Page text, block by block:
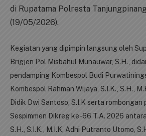
di Rupatama Polresta
(19/05/2026).
Kegiatan yang dipimpin langsung oleh
Brigjen Pol Misbahul Munauwar, S.H.,
pendamping Kombespol Budi
Kombespol Rahman Wijaya, S.I.K., S.H.,
Didik Dwi Santoso, S.I.K serta rombongan
Sespimmen Dikreg ke-66 T.A. 2026
S.H., S.I.K., M.I.K, Adhi Putranto Utomo,